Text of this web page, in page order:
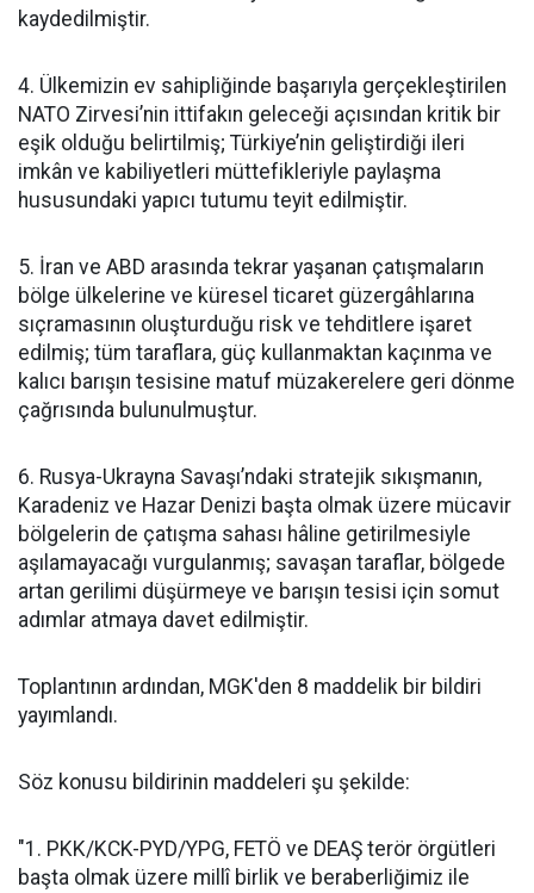
kaydedilmiştir.
4. Ülkemizin ev sahipliğinde başarıyla gerçekleştirilen
NATO Zirvesi’nin ittifakın geleceği açısından kritik bir
eşik olduğu belirtilmiş; Türkiye’nin geliştirdiği ileri
imkân ve kabiliyetleri müttefikleriyle paylaşma
hususundaki yapıcı tutumu teyit edilmiştir.
5. İran ve ABD arasında tekrar yaşanan çatışmaların
bölge ülkelerine ve küresel ticaret güzergâhlarına
sıçramasının oluşturduğu risk ve tehditlere işaret
edilmiş; tüm taraflara, güç kullanmaktan kaçınma ve
kalıcı barışın tesisine matuf müzakerelere geri dönme
çağrısında bulunulmuştur.
6. Rusya-Ukrayna Savaşı’ndaki stratejik sıkışmanın,
Karadeniz ve Hazar Denizi başta olmak üzere mücavir
bölgelerin de çatışma sahası hâline getirilmesiyle
aşılamayacağı vurgulanmış; savaşan taraflar, bölgede
artan gerilimi düşürmeye ve barışın tesisi için somut
adımlar atmaya davet edilmiştir.
Toplantının ardından, MGK'den 8 maddelik bir bildiri
yayımlandı.
Söz konusu bildirinin maddeleri şu şekilde:
"1. PKK/KCK-PYD/YPG, FETÖ ve DEAŞ terör örgütleri
başta olmak üzere millî birlik ve beraberliğimiz ile